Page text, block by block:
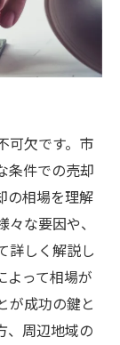
可欠です。市
条件での売却
の相場を理解
な要因や、
詳しく解説し
よって相場が
が成功の鍵と
、周辺地域の